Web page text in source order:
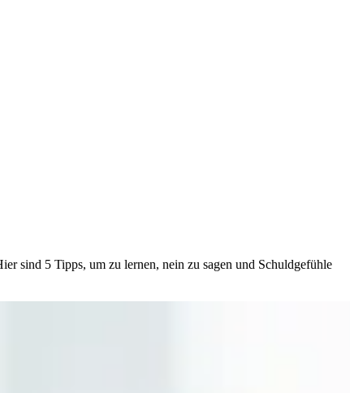
sind 5 Tipps, um zu lernen, nein zu sagen und Schuldgefühle